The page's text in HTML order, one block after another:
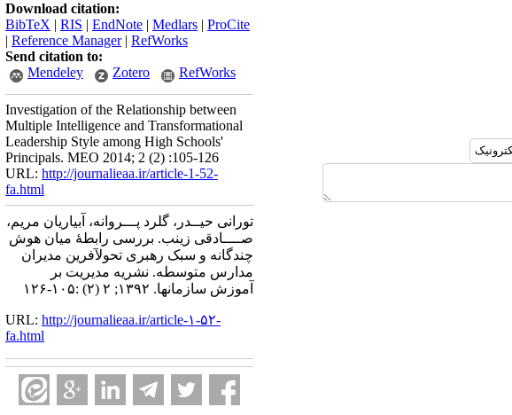
Download citation:
BibTeX | RIS | EndNote | Medlars | ProCite
| Reference Manager| RefWorks
Send citation to:
Mendeley
Zotero RefWorks
Investigation of the Relationship between
Multiple Intelligence and Transformational
Leadership Style among High Schools'
Principals. MEO 2014; 2 (2) :105-126
URL: http://journalieaa.ir/article-1-52-
fa.html
تورانی حیــدر، گلرد پـــروانه، آبیاریان مریم،
صــــادقی زینب. بررسی رابطۀ میان هوش
چندگانه و سبک رهبری تحولآفرین مدیران
مدارس متوسطه. نشریه مديريت بر
آموزش سازمانها. ۱۳۹۲; ۲ (۲) :۱۰۵-۱۲۶
URL: http://journalieaa.ir/article-۱-۵۲-
fa.html